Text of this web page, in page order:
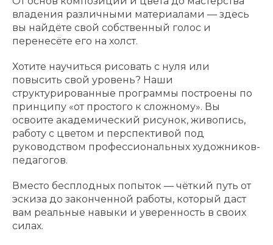
владения различными материалами — здесь
вы найдёте свой собственный голос и
перенесёте его на холст.
Хотите научиться рисовать с нуля или
повысить свой уровень? Наши
структурированные программы построены по
принципу «от простого к сложному». Вы
освоите академический рисунок, живопись,
работу с цветом и перспективой под
руководством профессиональных художников-
педагогов.
Вместо бесплодных попыток — чёткий путь от
эскиза до законченной работы, который даст
вам реальные навыки и уверенность в своих
силах.